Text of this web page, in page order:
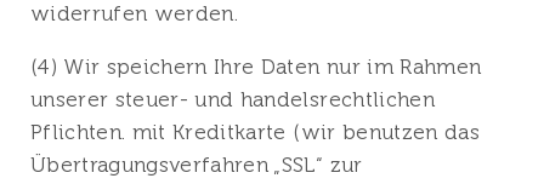
widerrufen werden.
(4) Wir speichern Ihre Daten nur im Rahmen
unserer steuer- und handelsrechtlichen
Pflichten. mit Kreditkarte (wir benutzen das
Übertragungsverfahren „SSL“ zur